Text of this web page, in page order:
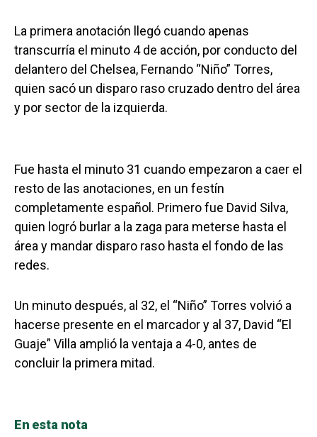
La primera anotación llegó cuando apenas
transcurría el minuto 4 de acción, por conducto del
delantero del Chelsea, Fernando “Niño” Torres,
quien sacó un disparo raso cruzado dentro del área
y por sector de la izquierda.
Fue hasta el minuto 31 cuando empezaron a caer el
resto de las anotaciones, en un festín
completamente español. Primero fue David Silva,
quien logró burlar a la zaga para meterse hasta el
área y mandar disparo raso hasta el fondo de las
redes.
Un minuto después, al 32, el “Niño” Torres volvió a
hacerse presente en el marcador y al 37, David “El
Guaje” Villa amplió la ventaja a 4-0, antes de
concluir la primera mitad.
En esta nota